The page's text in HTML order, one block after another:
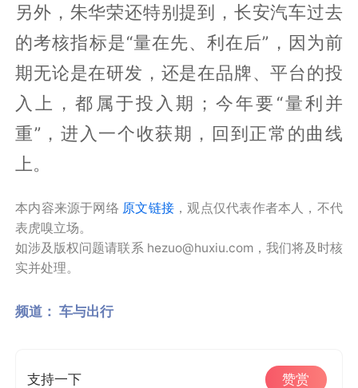
另外，朱华荣还特别提到，长安汽车过去
的考核指标是“量在先、利在后”，因为前
期无论是在研发，还是在品牌、平台的投
入上，都属于投入期；今年要“量利并
重”，进入一个收获期，回到正常的曲线
上。
本内容来源于网络 原文链接 ，观点仅代表作者本人，不代
表虎嗅立场。
如涉及版权问题请联系 hezuo@huxiu.com，我们将及时核
实并处理。
频道： 车与出行
支持一下 赞赏